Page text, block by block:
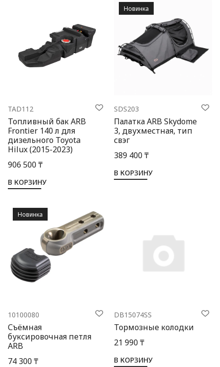
TAD112
Топливный бак ARB
Frontier 140 л для
дизельного Toyota
Hilux (2015-2023)
906 500 ₸
В КОРЗИНУ
SDS203
Палатка ARB Skydome
3, двухместная, тип
свэг
389 400 ₸
В КОРЗИНУ
Новинка
10100080
Съёмная
буксировочная петля
ARB
74 300 ₸
Новинка
DB15074SS
Тормозные колодки
21 990 ₸
В КОРЗИНУ